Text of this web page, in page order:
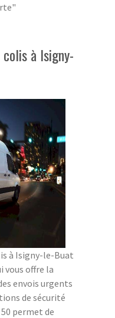
à Isigny-
à Isigny-le-Buat
vous offre la
envois urgents
de sécurité
50 permet de